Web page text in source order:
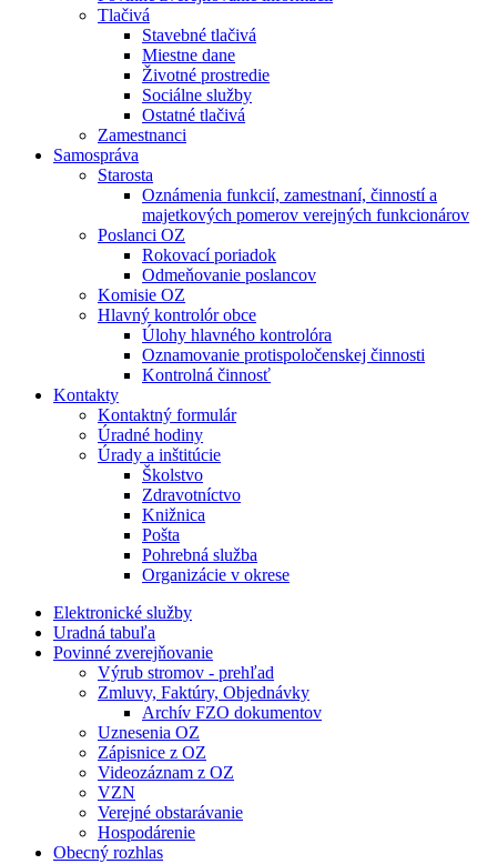
Tlačivá
Stavebné tlačivá
Miestne dane
Životné prostredie
Sociálne služby
Ostatné tlačivá
Zamestnanci
Samospráva
Starosta
Oznámenia funkcií, zamestnaní, činností a
majetkových pomerov verejných funkcionárov
Poslanci OZ
Rokovací poriadok
Odmeňovanie poslancov
Komisie OZ
Hlavný kontrolór obce
Úlohy hlavného kontrolóra
Oznamovanie protispoločenskej činnosti
Kontrolná činnosť
Kontakty
Kontaktný formulár
Úradné hodiny
Úrady a inštitúcie
Školstvo
Zdravotníctvo
Knižnica
Pošta
Pohrebná služba
Organizácie v okrese
Elektronické služby
Uradná tabuľa
Povinné zverejňovanie
Výrub stromov - prehľad
Zmluvy, Faktúry, Objednávky
Archív FZO dokumentov
Uznesenia OZ
Zápisnice z OZ
Videozáznam z OZ
VZN
Verejné obstarávanie
Hospodárenie
Obecný rozhlas